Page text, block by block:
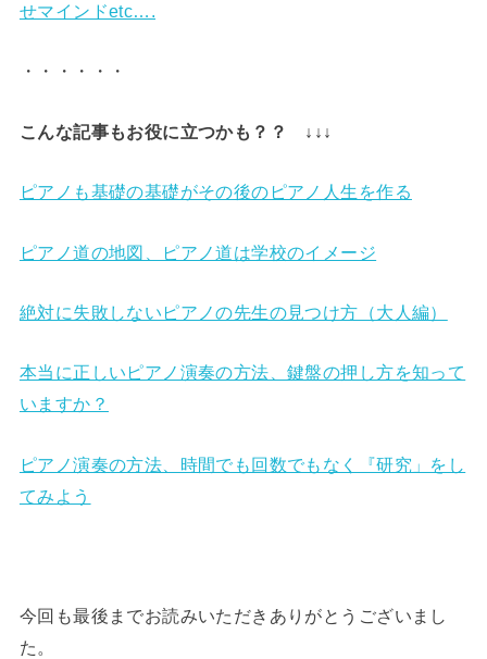
せマインドetc….
・・・・・・
こんな記事もお役に立つかも？？ ↓↓↓
ピアノも基礎の基礎がその後のピアノ人生を作る
ピアノ道の地図、ピアノ道は学校のイメージ
絶対に失敗しないピアノの先生の見つけ方（大人編）
本当に正しいピアノ演奏の方法、鍵盤の押し方を知って
いますか？
ピアノ演奏の方法、時間でも回数でもなく『研究」をし
てみよう
今回も最後までお読みいただきありがとうございまし
た。